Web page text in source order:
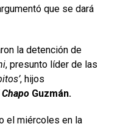
que se dará
la detención de
, presunto líder de las
, hijos
Chapo Guzmán.
el miércoles en la